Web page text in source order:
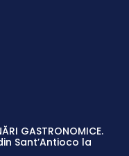
GASTRONOMICE.
Sant’Antioco la